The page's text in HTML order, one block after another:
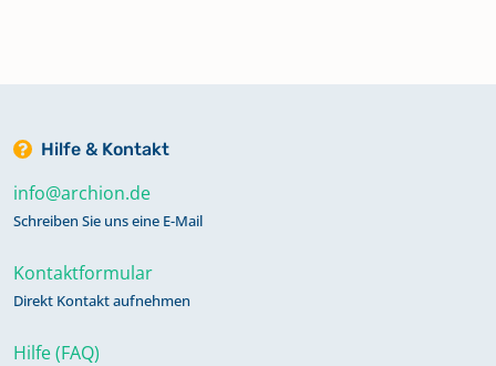
Hilfe & Kontakt
info@archion.de
Schreiben Sie uns eine E-Mail
Kontaktformular
Direkt Kontakt aufnehmen
Hilfe (FAQ)